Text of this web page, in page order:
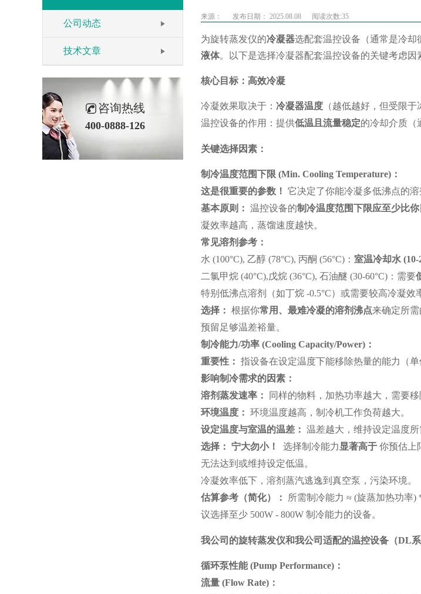
来源： 发布日期： 2025.08.08 阅读次数:35
为旋转蒸发仪的冷凝器选配套温控设备（通常是冷
液体。以下是选择冷凝器配套温控设备的关键考虑因
核心目标：高效冷凝
冷凝效果取决于： 冷凝器温度 （越低越好，但受限于
温控设备的作用：提供低温且流量稳定的冷却介质（
关键选择因素：
制冷温度范围下限 (Min. Cooling Temperature) ：
这是很重要的参数！ 它决定了你能冷凝多低沸点的溶
基本原则： 温控设备的制冷温度范围下限应至少比
凝效率越高，蒸馏速度越快。
常见溶剂参考：
水 (100°C), 乙醇 (78°C), 丙酮 (56°C)： 室温冷却水 (10-
二氯甲烷 (40°C),戊烷 (36°C), 石油醚 (30-60°C)：需要
特别低沸点溶剂（如丁烷 -0.5°C）或需要较高冷凝效
选择： 根据你常用、最难冷凝的溶剂沸点来确定所需
预留足够温差裕量。
制冷能力/功率 (Cooling Capacity/Power) ：
重要性： 指设备在设定温度下能移除热量的能力（
影响制冷需求的因素：
溶剂蒸发速率：
同样的物料，加热功率越大，需要移
环境温度： 环境温度越高，制冷机工作负荷越大。
设定温度与室温的温差： 温差越大，维持设定温度所
选择： 宁大勿小！ 选择制冷能力 显著高于 你预估上
无法达到或维持设定低温。
冷凝效率低下，溶剂蒸汽逃逸到真空泵，污染环境。
估算参考（简化）：
所需制冷能力 ≈ (旋蒸加热功率)
议选择至少 500W - 800W 制冷能力的设备。
我公司的旋转蒸发仪和我公司适配的温控设备（DL
循环泵性能(Pump Performance) ：
流量 (Flow Rate) ：
公司动态
技术文章
咨询热线
400-0888-126